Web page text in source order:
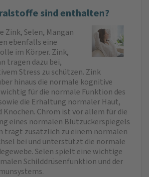
sind enthalten?
Zink, Selen, Mangan
ebenfalls eine
im Körper. Zink,
tragen dazu bei,
Stress zu schützen. Zink
hinaus die normale kognitive
für die normale Funktion des
die Erhaltung normaler Haut,
Knochen. Chrom ist vor allem für die
eines normalen Blutzuckerspiegels
trägt zusätzlich zu einem normalen
bei und unterstützt die normale
Selen spielt eine wichtige
Schilddrüsenfunktion und der